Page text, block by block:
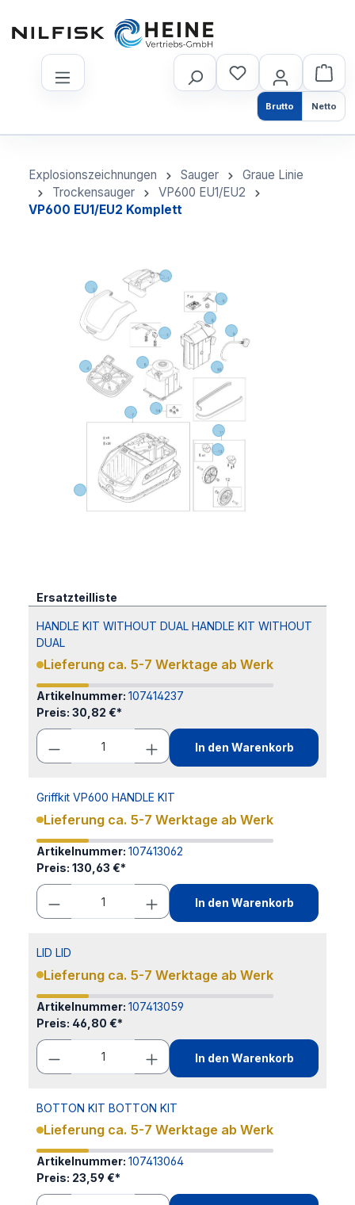
Brutto Netto
Explosionszeichnungen Sauger
Graue Linie
Trockensauger
VP600 EU1/EU2
VP600 EU1/EU2 Komplett
Ersatzteilliste
HANDLE KIT WITHOUT DUAL HANDLE KIT WITHOUT
DUAL
Lieferung ca. 5-7 Werktage ab Werk
Artikelnummer: 107414237
Preis: 30,82 €*
In den Warenkorb
Griffkit VP600 HANDLE KIT
Lieferung ca. 5-7 Werktage ab Werk
Artikelnummer: 107413062
Preis: 130,63 €*
In den Warenkorb
LID LID
Lieferung ca. 5-7 Werktage ab Werk
Artikelnummer: 107413059
Preis: 46,80 €*
In den Warenkorb
BOTTON KIT BOTTON KIT
Lieferung ca. 5-7 Werktage ab Werk
Artikelnummer: 107413064
Preis: 23,59 €*